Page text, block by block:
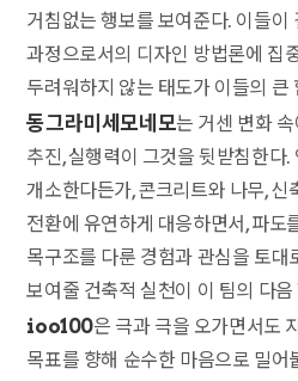
거침없는 행보를 보여준다. 이들이
과정으로서의 디자인 방법론에 집
두려워하지 않는 태도가 이들의 큰
동그라미세모네모는 거센 변화
추진, 실행력이 그것을 뒷받침한다
개소한다든가, 콘크리트와 나무, 신
전환에 유연하게 대응하면서, 파도
목구조를 다룬 경험과 관심을 토대
보여줄 건축적 실천이 이 팀의 다
ioo100은 극과 극을 오가면서도
목표를 향해 순수한 마음으로 밀어